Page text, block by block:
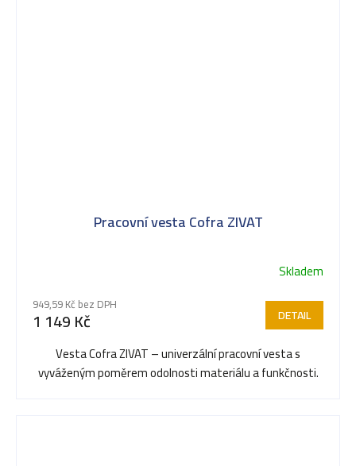
Pracovní vesta Cofra ZIVAT
Skladem
949,59 Kč bez DPH
1 149 Kč DETAIL
Vesta Cofra ZIVAT – univerzální pracovní vesta s
vyváženým poměrem odolnosti materiálu a funkčnosti.